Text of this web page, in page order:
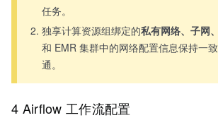
任务。
独享计算资源组绑定的私有网络、子网
和 EMR 集群中的网络配置信息保持一
通。
4 Airflow 工作流配置